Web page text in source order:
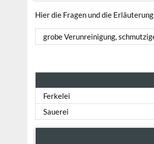
Hier die Fragen und die
grobe Verunreinigung,
Ferkelei
Sauerei